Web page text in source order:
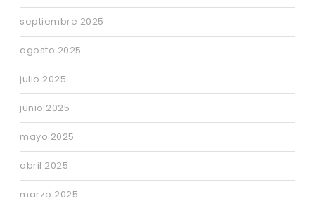
septiembre 2025
agosto 2025
julio 2025
junio 2025
mayo 2025
abril 2025
marzo 2025